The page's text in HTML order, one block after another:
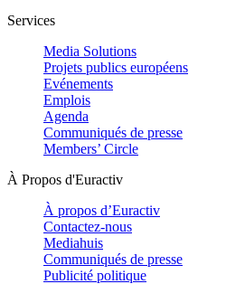
Services
Media Solutions
Projets publics européens
Evénements
Emplois
Agenda
Communiqués de presse
Members’ Circle
À Propos d'Euractiv
À propos d’Euractiv
Contactez-nous
Mediahuis
Communiqués de presse
Publicité politique